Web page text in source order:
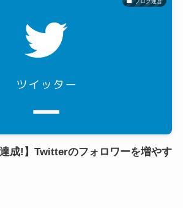
達成!】Twitterのフォロワーを増やす